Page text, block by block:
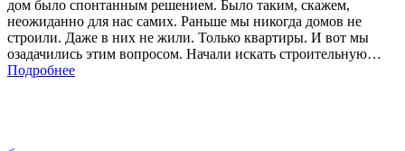
дом было спонтанным решением. Было таким, скажем,
неожиданно для нас самих. Раньше мы никогда домов не
строили. Даже в них не жили. Только квартиры. И вот мы
озадачились этим вопросом. Начали искать строительную…
Подробнее